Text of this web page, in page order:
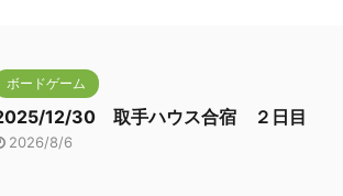
ボードゲーム
12/30 取手ハウス合宿 ２日目
2026/8/6